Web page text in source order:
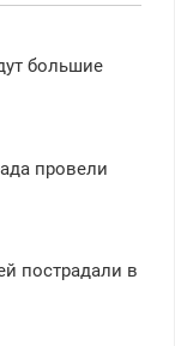
большие
провели
пострадали в